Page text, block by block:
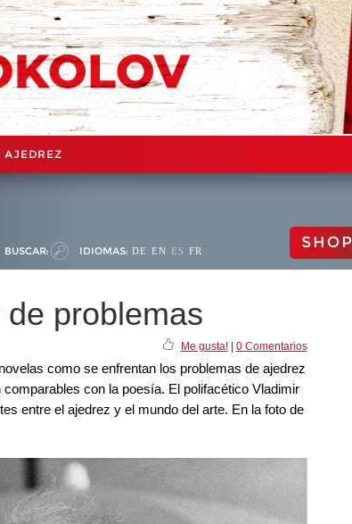
AJEDREZ
BUSCAR: IDIOMAS: DE EN ES FR SHOP
problemas
Me gusta!| 0 Comentarios
como se enfrentan los problemas de ajedrez
con la poesía. El polifacético Vladimir
entre el ajedrez y el mundo del arte. En la foto de